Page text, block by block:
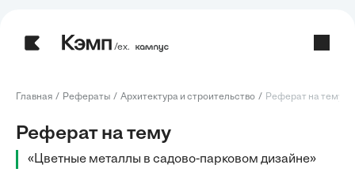
/ех.
Главная Рефераты Архитектура и строительство Реферат на тему:
Реферат на тему
«Цветные металлы в садово-парковом дизайне»